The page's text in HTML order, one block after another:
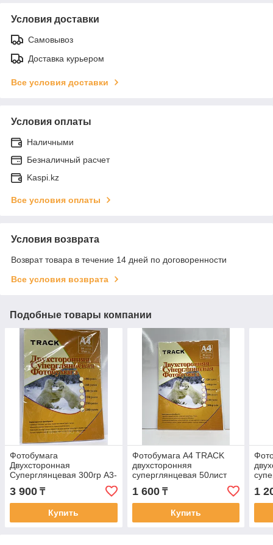
Условия доставки
Самовывоз
Доставка курьером
Все условия доставки
Условия оплаты
Наличными
Безналичный расчет
Kaspi.kz
Все условия оплаты
Условия возврата
Возврат товара в течение 14 дней по договоренности
Все условия возврата
Подобные товары компании
Фотобумага
Двухсторонная
Суперглянцевая 300гр А3-
50листов TRACK
3 900 ₸
Купить
Фотобумага A4 TRACK
двухсторонняя
суперглянцевая 50лист
1 600₸
Купить
1